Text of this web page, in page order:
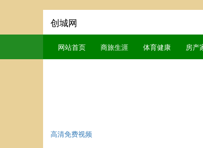
创城网
网站首页 商旅生涯 体育健康 房产
高清免费视频